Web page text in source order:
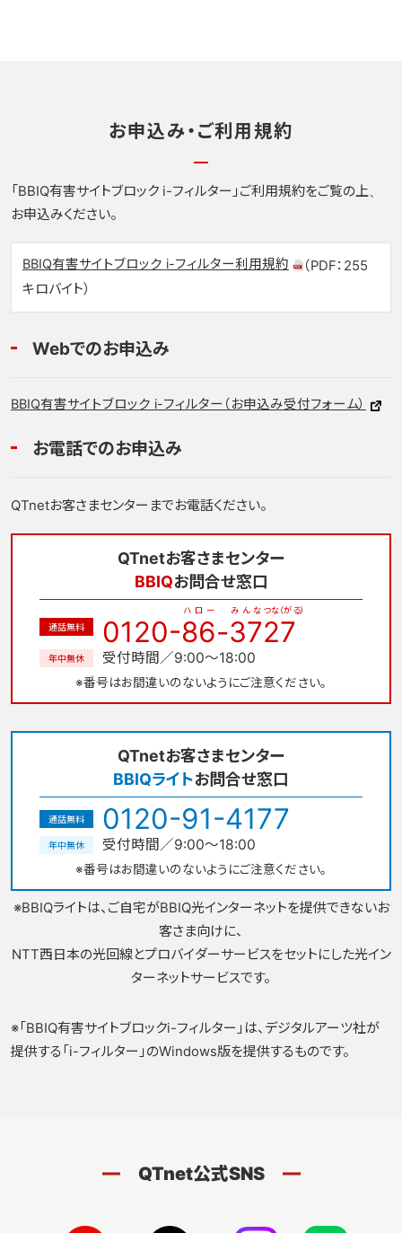
お申込み・ご利用規約
「BBIQ有害サイトブロック i-フィルター」ご利用規約をご覧の上、
お申込みください。
BBIQ有害サイトブロック i-フィルター利用規約
（PDF：255
キロバイト）
Webでのお申込み
BBIQ有害サイトブロック i-フィルター（お申込み受付フォーム）
お電話でのお申込み
QTnetお客さまセンターまでお電話ください。
QTnetお客さまセンター
BBIQお問合せ窓口
通話無料 0120-86
ハロー
-37
みんな
27
つな（がる）
年中無休 受付時間／9:00～18:00
※番号はお間違いのないようにご注意ください。
QTnetお客さまセンター
BBIQライトお問合せ窓口
通話無料 0120-91-4177
年中無休 受付時間／9:00～18:00
※番号はお間違いのないようにご注意ください。
※BBIQライトは、ご自宅がBBIQ光インターネットを提供できないお
客さま向けに、
NTT西日本の光回線とプロバイダーサービスをセットにした光イン
ターネットサービスです。
※「BBIQ有害サイトブロックi-フィルター」は、デジタルアーツ社が
提供する「i-フィルター」のWindows版を提供するものです。
QTnet公式SNS